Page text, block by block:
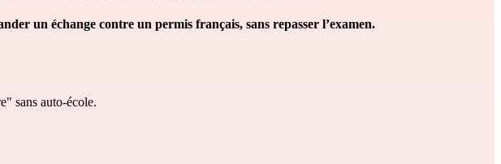
un échange contre un permis français, sans repasser l’examen.
sans auto-école.